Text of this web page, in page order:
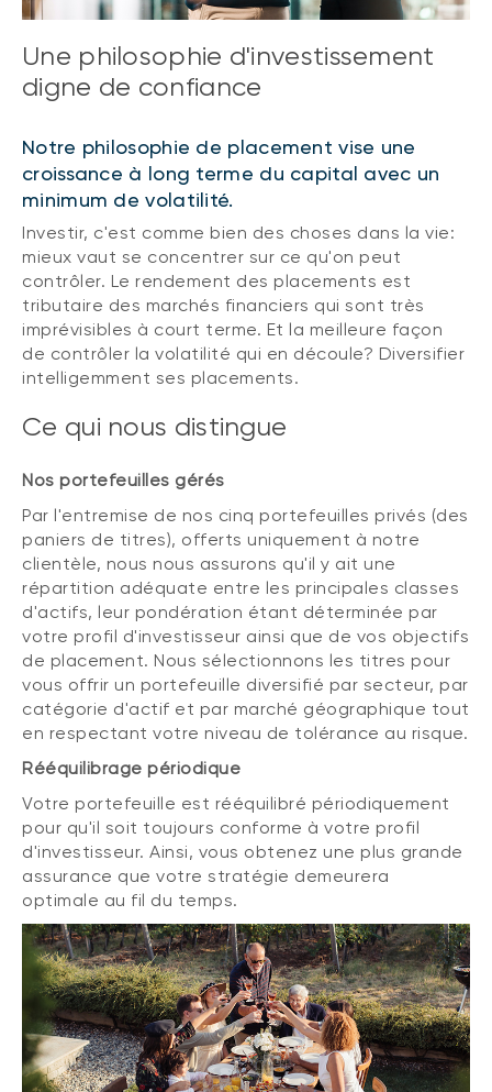
Une philosophie d'investissement
digne de confiance
Notre philosophie de placement vise une
croissance à long terme du capital avec un
minimum de volatilité.
Investir, c'est comme bien des choses dans la vie:
mieux vaut se concentrer sur ce qu'on peut
contrôler. Le rendement des placements est
tributaire des marchés financiers qui sont très
imprévisibles à court terme. Et la meilleure façon
de contrôler la volatilité qui en découle? Diversifier
intelligemment ses placements.
Ce qui nous distingue
Nos portefeuilles gérés
Par l'entremise de nos cinq portefeuilles privés (des
paniers de titres), offerts uniquement à notre
clientèle, nous nous assurons qu'il y ait une
répartition adéquate entre les principales classes
d'actifs, leur pondération étant déterminée par
votre profil d'investisseur ainsi que de vos objectifs
de placement. Nous sélectionnons les titres pour
vous offrir un portefeuille diversifié par secteur, par
catégorie d'actif et par marché géographique tout
en respectant votre niveau de tolérance au risque.
Rééquilibrage périodique
Votre portefeuille est rééquilibré périodiquement
pour qu'il soit toujours conforme à votre profil
d'investisseur. Ainsi, vous obtenez une plus grande
assurance que votre stratégie demeurera
optimale au fil du temps.